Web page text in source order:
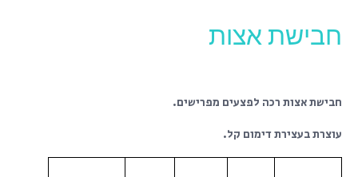
חבישת אצות
חבישת אצות רכה לפצעים מפרישים.
עוצרת בעצירת דימום קל.